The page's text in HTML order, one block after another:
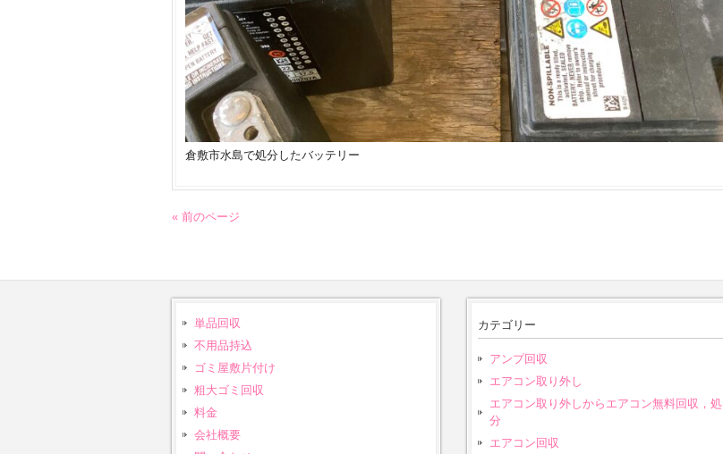
倉敷市水島で処分したバッテリー
« 前のページ
単品回収
不用品持込
ゴミ屋敷片付け
粗大ゴミ回収
料金
会社概要
カテゴリー
アンプ回収
エアコン取り外し
エアコン取り外しからエアコン無料回収，処
分
エアコン回収